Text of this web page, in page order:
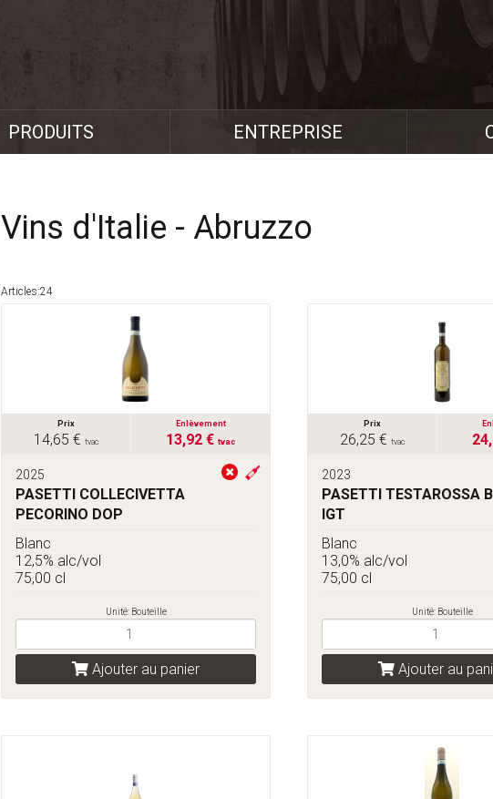
PRODUITS ENTREPRISE
Vins d'Italie - Abruzzo
Articles:24
Prix
14,65 € tvac
Enlèvement
13,92 € tvac
2025
PASETTI COLLECIVETTA
PECORINO DOP
Blanc
12,5% alc/vol
75,00 cl
Unité: Bouteille
Ajouter au panier
Prix
26,25 € tvac
2023
PASETTI TESTAROSSA
IGT
Blanc
13,0% alc/vol
75,00 cl
Unité: Bouteille
Ajouter au